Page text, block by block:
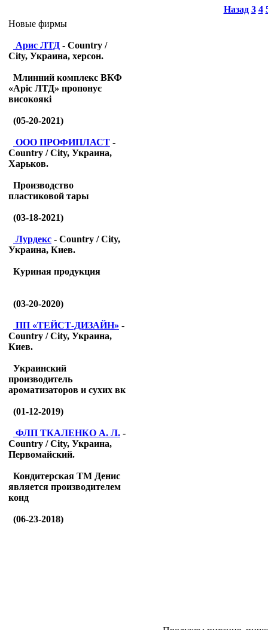
Новые фирмы
Арис ЛТД - Country /
City, Украина, херсон.
Млинний комплекс ВКФ
«Аріс ЛТД» пропонує
високоякі
(05-20-2021)
ООО ПРОФИПЛАСТ -
Country / City, Украина,
Харьков.
Производство
пластиковой тары
(03-18-2021)
Лурдекс - Country / City,
Украина, Киев.
Куриная продукция
(03-20-2020)
ПП «ТЕЙСТ-ДИЗАЙН» -
Country / City, Украина,
Киев.
Украинский
производитель
ароматизаторов и сухих вк
(01-12-2019)
ФЛП ТКАЛЕНКО А. Л. -
Country / City, Украина,
Первомайский.
Кондитерская ТМ Денис
является производителем
конд
(06-23-2018)
Назад 3 4